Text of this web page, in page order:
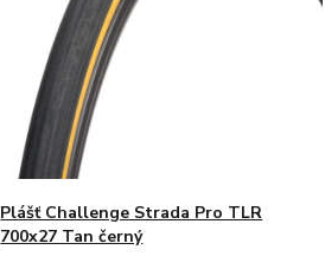
Plášť Challenge Strada Pro TLR
700x27 Tan černý